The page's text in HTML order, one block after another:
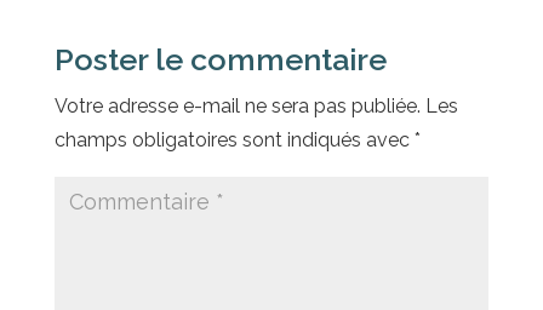
Poster le commentaire
Votre adresse e-mail ne sera pas publiée. Les
champs obligatoires sont indiqués avec *